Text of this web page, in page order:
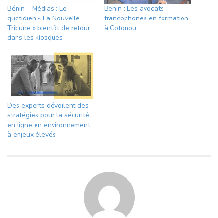
Bénin – Médias : Le
quotidien « La Nouvelle
Tribune » bientôt de retour
dans les kiosques
Benin : Les avocats
francophones en formation
à Cotonou
Des experts dévoilent des
stratégies pour la sécurité
en ligne en environnement
à enjeux élevés